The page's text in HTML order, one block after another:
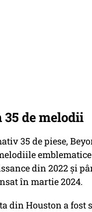
de melodii
35 de piese,
din 2022 și
în martie 2024.
din Houston a fost